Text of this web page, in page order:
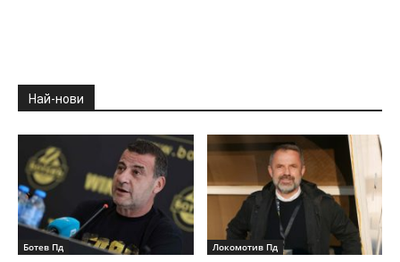
Най-нови
Ботев Пд Локомотив Пд